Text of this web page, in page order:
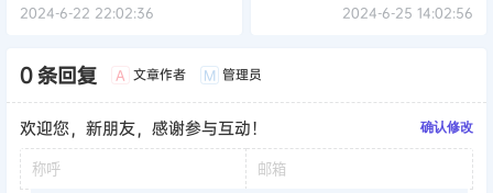
2024-6-22 22:02:36 2024-6-25 14:02:56
0 条回复 A 文章作者 M 管理员
欢迎您，新朋友，感谢参与互动！ 确认修改